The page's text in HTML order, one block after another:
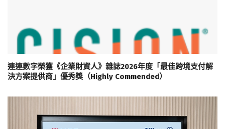
連連數字榮獲《企業財資人》雜誌2026年度「最佳跨境支付解
決方案提供商」優秀獎（Highly Commended）